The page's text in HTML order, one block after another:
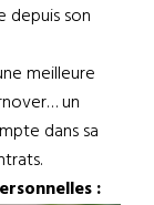
depuis son
meilleure
un
dans sa
: